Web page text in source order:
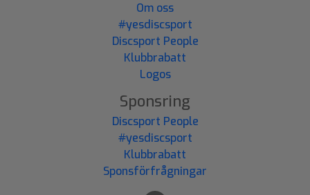
Om oss
#yesdiscsport
Discsport People
Klubbrabatt
Logos
Sponsring
Discsport People
#yesdiscsport
Klubbrabatt
Sponsförfrågningar